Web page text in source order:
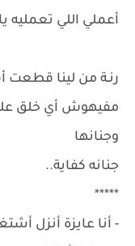
أعملي اللي تعمليه
رنـة من لينا قطعت
مفيهوش أي خلق
وجنانها
جنانه كفاية..
*****
- أنا عايزة أنزل